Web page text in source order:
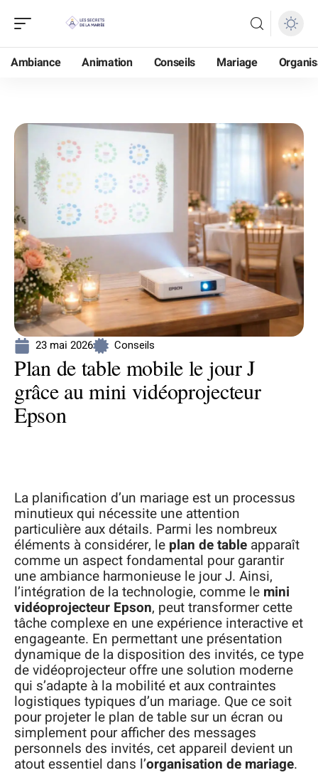
Ambiance Animation Conseils Mariage
23 mai 2026 Conseils
Plan de table mobile le jour J
grâce au mini vidéoprojecteur
Epson
La planification d’un mariage est un processus
minutieux qui nécessite une attention
particulière aux détails. Parmi les nombreux
éléments à considérer, le plan de table apparaît
comme un aspect fondamental pour garantir
une ambiance harmonieuse le jour J. Ainsi,
l’intégration de la technologie, comme le mini
vidéoprojecteur Epson, peut transformer cette
tâche complexe en une expérience interactive et
engageante. En permettant une présentation
dynamique de la disposition des invités, ce type
de vidéoprojecteur offre une solution moderne
qui s’adapte à la mobilité et aux contraintes
logistiques typiques d’un mariage. Que ce soit
pour projeter le plan de table sur un écran ou
simplement pour afficher des messages
personnels des invités, cet appareil devient un
atout essentiel dans l’organisation de mariage.